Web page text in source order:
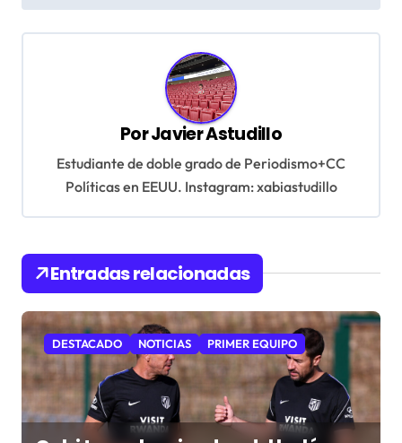
d
e
e
n
t
r
a
PorJavier Astudillo
Estudiante de doble grado de Periodismo+CC
Políticas en EEUU. Instagram: xabiastudillo
Entradas relacionadas
DESTACADO NOTICIAS PRIMER EQUIPO